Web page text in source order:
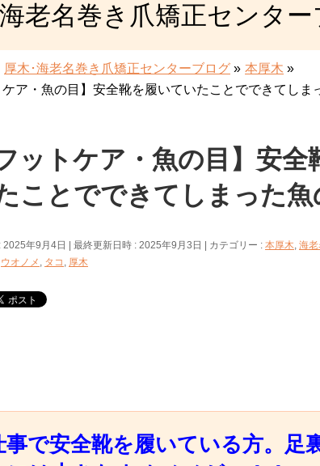
老名巻き爪矯正センタ
厚木･海老名巻き爪矯正センターブログ » 本厚木 »
ケア・魚の目】安全靴を履いていたことでできてしま
フットケア・魚の目】安全
ことでできてしまった魚
2025年9月4日 最終更新日時 : 2025年9月3日 カテゴリー : 本厚木, 海老
ウオノメ , タコ , 厚木
事で安全靴を履いている方。足